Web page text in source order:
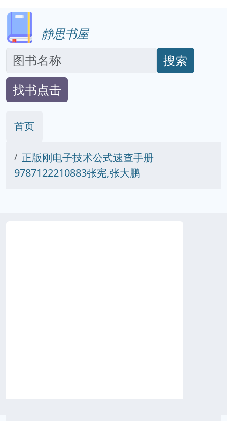
静思书屋
搜索
找书点击
首页
正版刚电子技术公式速查手册
9787122210883张宪,张大鹏